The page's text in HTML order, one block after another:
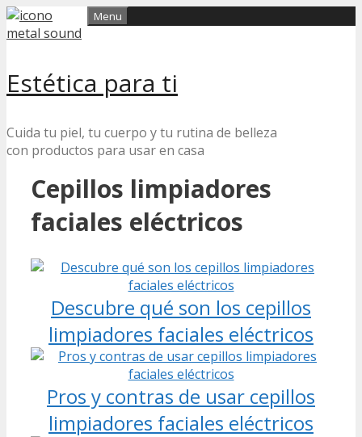
Skip
to
Estética para ti
Cuida tu piel, tu cuerpo y tu rutina de belleza
con productos para usar en casa
Menu
Cepillos limpiadores
faciales eléctricos
Descubre qué son los cepillos
limpiadores faciales eléctricos
Pros y contras de usar cepillos
limpiadores faciales eléctricos